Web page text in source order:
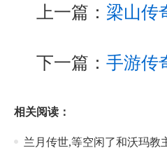
上一篇： 梁山传
下一篇： 手游传
相关阅读：
兰月传世,等空闲了和沃玛教